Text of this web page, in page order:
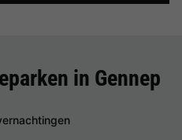
in Gennep